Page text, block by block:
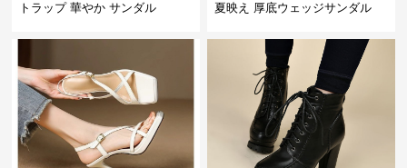
トラップ 華やか サンダル
夏映え 厚底ウェッジサンダル